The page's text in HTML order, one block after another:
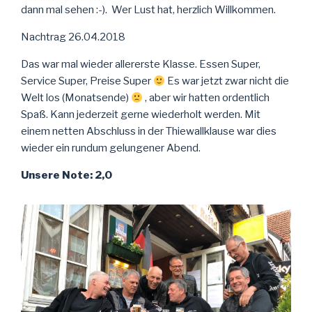
dann mal sehen :-). Wer Lust hat, herzlich Willkommen.
Nachtrag 26.04.2018
Das war mal wieder allererste Klasse. Essen Super,
Service Super, Preise Super
Es war jetzt zwar nicht die
Welt los (Monatsende)
, aber wir hatten ordentlich
Spaß. Kann jederzeit gerne wiederholt werden. Mit
einem netten Abschluss in der Thiewallklause war dies
wieder ein rundum gelungener Abend.
Unsere Note: 2,0